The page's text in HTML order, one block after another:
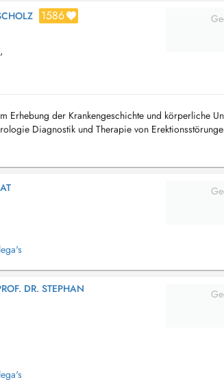
1586
Erhebung der Krankengeschichte und körperliche
Diagnostik und Therapie von
DR. STEPHAN